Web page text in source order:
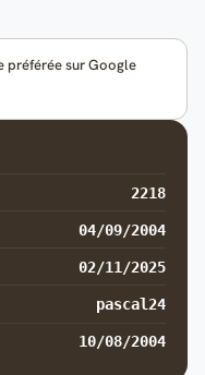
préférée sur Google
2218
04/09/2004
02/11/2025
pascal24
10/08/2004